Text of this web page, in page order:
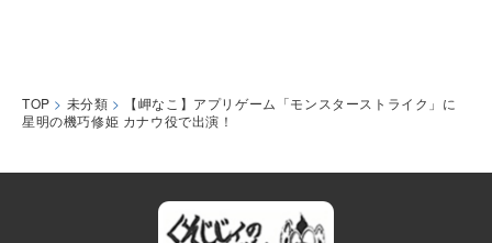
TOP > 未分類 >
【岬なこ】アプリゲーム「モンスターストライク」に
星明の機巧修姫 カナウ役で出演！